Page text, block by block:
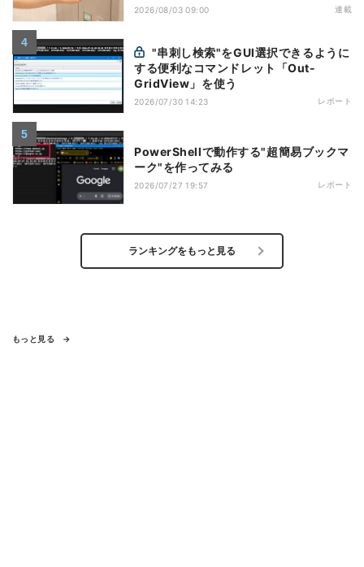
2026/08/03 09:00 連載
する便利なコマンドレット「Out-
GridView」を使う
2026/07/30 14:23 レポート
PowerShellで動作する"超簡易ブックマ
ーク"を作ってみる
2026/07/27 19:57 レポート
ランキングをもっと見る
もっと見る